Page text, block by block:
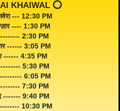
KHAIWAL ⭕️
--- 12:30 PM
---- 1:30 PM
-------- 2:30 PM
------ 3:05 PM
------ 4:35 PM
5:30 PM
--------- 6:05 PM
-------- 7:30 PM
------- 9:40 PM
-------- 10:30 PM